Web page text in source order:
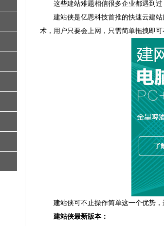
这些建站难题相信很多企业都遇到
建站侠是亿恩科技首推的快速云建站
术，用户只要会上网，只需简单拖拽即可
建站侠可不止操作简单这一个优势
建站侠最新版本：